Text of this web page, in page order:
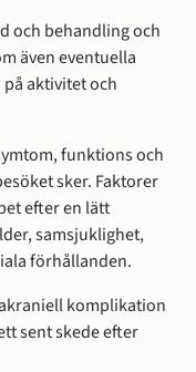
och behandling och
även eventuella
aktivitet och
funktions och
sker. Faktorer
efter en lätt
samsjuklighet,
förhållanden.
komplikation
sent skede efter